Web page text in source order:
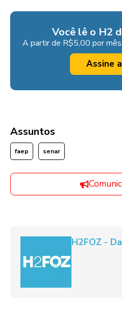
Você lê o H2
A partir de R$5,00 por
Assine
Assuntos
faep senar
H2FOZ -